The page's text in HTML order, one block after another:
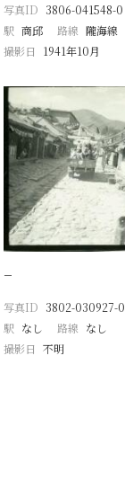
写真ID 3806-041548-0
駅 商邱 路線 隴海線
撮影日
1941年10月
−
写真ID 3802-030927-0
駅 なし 路線 なし
撮影日 不明